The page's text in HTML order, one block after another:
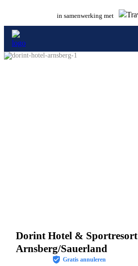
in samenwerking met
Dorint Hotel & Sportresort
Arnsberg/Sauerland
Gratis annuleren